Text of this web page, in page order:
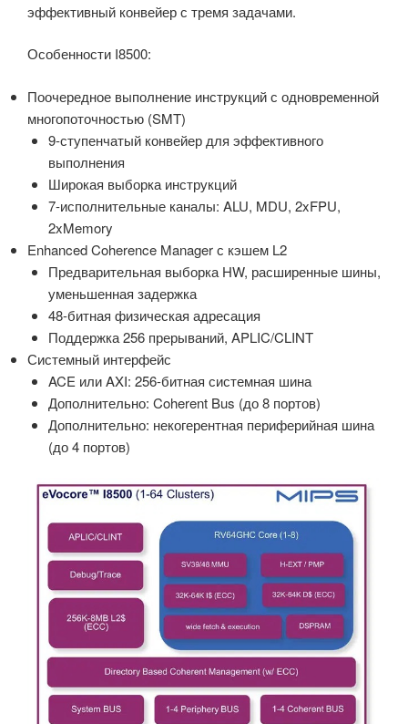
эффективный конвейер с тремя задачами.
Особенности I8500:
Поочередное выполнение инструкций с одновременной
многопоточностью (SMT)
9-ступенчатый конвейер для эффективного
выполнения
Широкая выборка инструкций
7-исполнительные каналы: ALU, MDU, 2xFPU,
2xMemory
Enhanced Coherence Manager с кэшем L2
Предварительная выборка HW, расширенные шины,
уменьшенная задержка
48-битная физическая адресация
Поддержка 256 прерываний, APLIC/CLINT
Системный интерфейс
ACE или AXI: 256-битная системная шина
Дополнительно: Coherent Bus (до 8 портов)
Дополнительно: некогерентная периферийная шина
(до 4 портов)